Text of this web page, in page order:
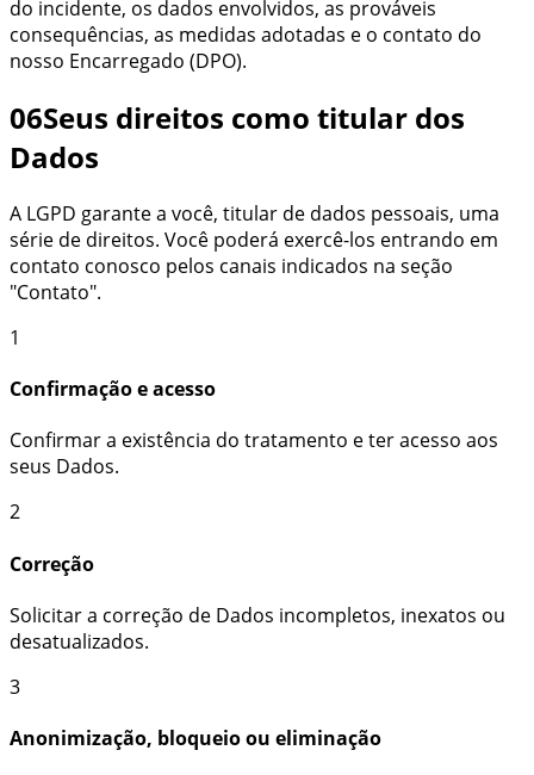
do incidente, os dados envolvidos, as prováveis
consequências, as medidas adotadas e o contato do
nosso Encarregado (DPO).
06Seus direitos como titular dos
Dados
A LGPD garante a você, titular de dados pessoais, uma
série de direitos. Você poderá exercê-los entrando em
contato conosco pelos canais indicados na seção
"Contato".
1
Confirmação e acesso
Confirmar a existência do tratamento e ter acesso aos
seus Dados.
2
Correção
Solicitar a correção de Dados incompletos, inexatos ou
desatualizados.
3
Anonimização, bloqueio ou eliminação